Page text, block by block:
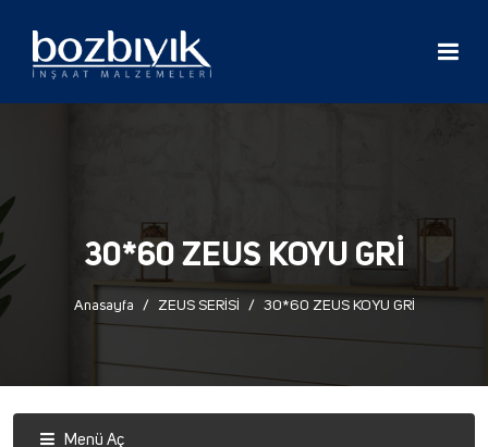
30*60 ZEUS KOYU GRİ
Anasayfa ZEUS SERİSİ 30*60 ZEUS KOYU GRİ
Menü Aç